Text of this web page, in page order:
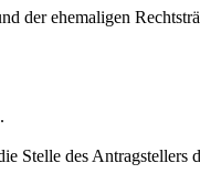
der ehemaligen
des Antragstellers